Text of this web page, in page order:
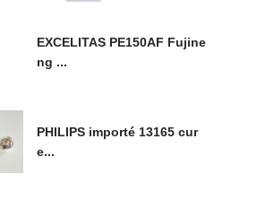
EXCELITAS PE150AF Fujine
ng ...
PHILIPS importé 13165 cur
e...